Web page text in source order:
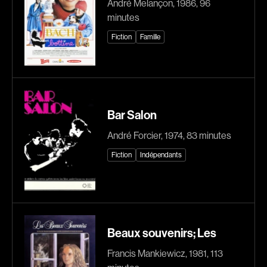
Caron-Guay Hubert
Carré Louise
Carrier Louis-Georges
Carrière Bruno
Carrière Marcel
Carthew KC
Castravelli Claude
Cayrol Jean
Chabrol Claude
Champagne Louis
Charbonneau Mélanie
Charlebois Lyne
Chartrand Alain
Chetwynd Lionel
Chevigny Pier-Philippe
Chicoine Alain
Chif Junna
Chila Dominique
Chokri Monia
André Melançon, 1986, 96
minutes
Fiction Famille
Bar Salon
André Forcier, 1974, 83 minutes
Fiction Indépendants
Beaux souvenirs; Les
Francis Mankiewicz, 1981, 113